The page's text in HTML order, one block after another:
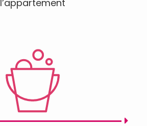
l’appartement